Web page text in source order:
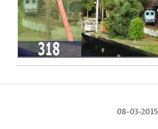
08-03-2015